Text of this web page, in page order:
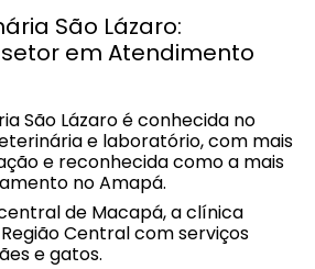
São Lázaro:
em Atendimento
São Lázaro é conhecida no
e laboratório, com mais
e reconhecida como a mais
no Amapá.
de Macapá, a clínica
Central com serviços
e gatos.